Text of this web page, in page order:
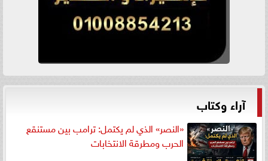
آراء وكتاب
«النصر» الذي لم يكتمل: ترامب بين مستنقع
الحرب ومطرقة الانتخابات